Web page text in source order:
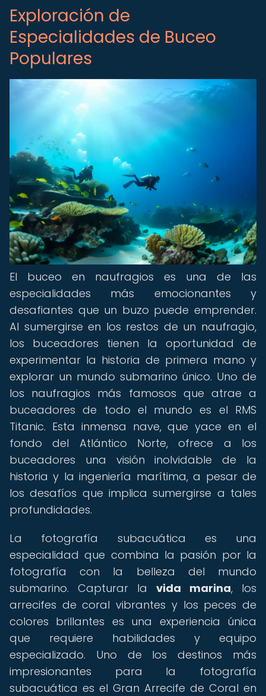
Exploración de
Especialidades de Buceo
Populares
El buceo en naufragios es una de las
especialidades más emocionantes y
desafiantes que un buzo puede emprender.
Al sumergirse en los restos de un naufragio,
los buceadores tienen la oportunidad de
experimentar la historia de primera mano y
explorar un mundo submarino único. Uno de
los naufragios más famosos que atrae a
buceadores de todo el mundo es el RMS
Titanic. Esta inmensa nave, que yace en el
fondo del Atlántico Norte, ofrece a los
buceadores una visión inolvidable de la
historia y la ingeniería marítima, a pesar de
los desafíos que implica sumergirse a tales
profundidades.
La fotografía subacuática es una
especialidad que combina la pasión por la
fotografía con la belleza del mundo
submarino. Capturar la vida marina, los
arrecifes de coral vibrantes y los peces de
colores brillantes es una experiencia única
que requiere habilidades y equipo
especializado. Uno de los destinos más
impresionantes para la fotografía
subacuática es el Gran Arrecife de Coral en